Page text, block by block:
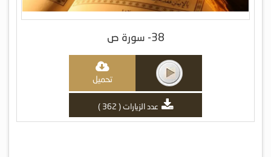
38- سورة ص
تحميل
عدد الزيارات ( 362 )